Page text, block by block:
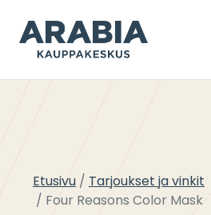
sisältöön
Etusivu
Tarjoukset ja vinkit
Four Reasons Color Mask